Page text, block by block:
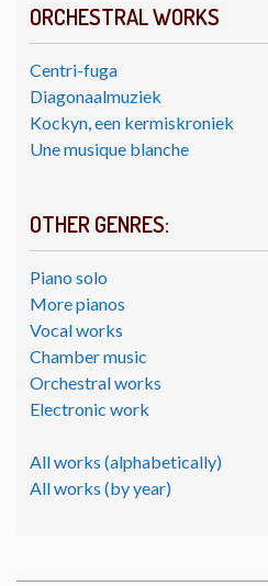
ORCHESTRAL WORKS
Centri-fuga
Diagonaalmuziek
Kockyn, een kermiskroniek
Une musique blanche
OTHER GENRES:
Piano solo
More pianos
Vocal works
Chamber music
Orchestral works
Electronic work
All works (alphabetically)
All works (by year)